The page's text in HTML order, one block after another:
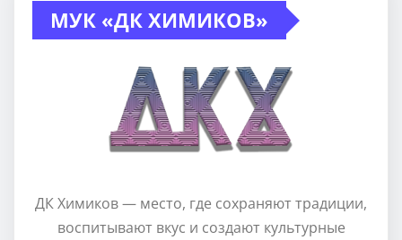
МУК «ДК ХИМИКОВ»
ДК Химиков — место, где сохраняют традиции,
воспитывают вкус и создают культурные